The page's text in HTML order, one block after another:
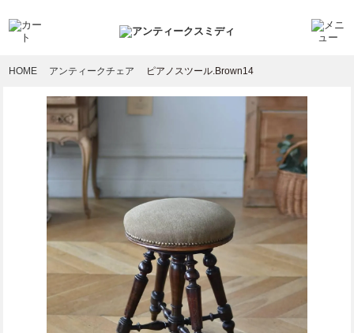
HOME アンティークチェア ピアノスツール.Brown14